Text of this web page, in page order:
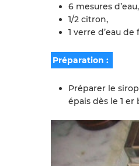
6 mesures d’eau,
1/2 citron,
1 verre d’eau
Préparation :
Préparer le
épais dès le 1